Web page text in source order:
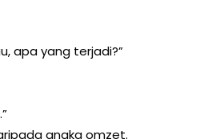
apa yang terjadi?”
angka omzet.